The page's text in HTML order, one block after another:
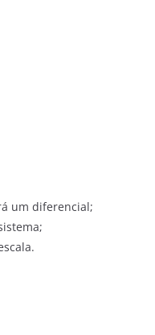
um diferencial;